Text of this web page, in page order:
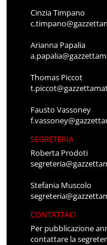
Cinzia Timpano
Arianna Papalia
Thomas Piccot
Fausto Vassoney
SEGRETERIA
Roberta Prodoti
Stefania Muscolo
CONTATTACI
Per pubblicazione
contattare la